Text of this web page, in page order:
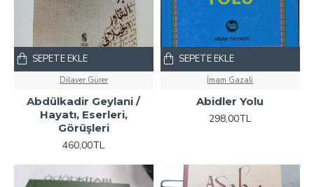
Dilaver Gürer
Abdülkadir Geylani /
Hayatı, Eserleri,
Görüşleri
460,00TL
SEPETE EKLE
İmam Gazali
Abidler Yolu
298,00TL
SEPETE EKLE